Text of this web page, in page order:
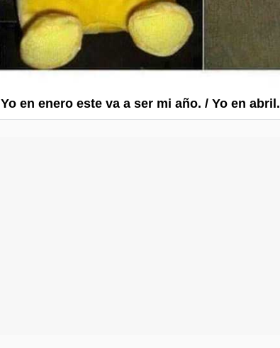
Yo en enero este va a ser mi año. / Yo en abril.